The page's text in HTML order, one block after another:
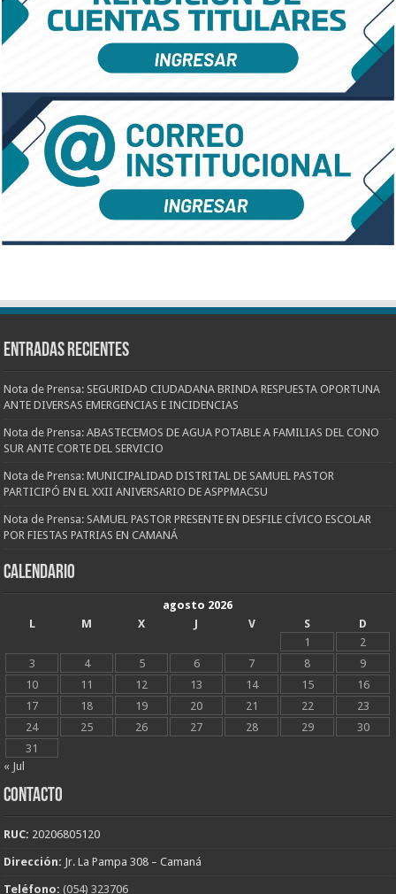
Entradas recientes
Nota de Prensa: SEGURIDAD CIUDADANA BRINDA RESPUESTA OPORTUNA
ANTE DIVERSAS EMERGENCIAS E INCIDENCIAS
Nota de Prensa: ABASTECEMOS DE AGUA POTABLE A FAMILIAS DEL CONO
SUR ANTE CORTE DEL SERVICIO
Nota de Prensa: MUNICIPALIDAD DISTRITAL DE SAMUEL PASTOR
PARTICIPÓ EN EL XXII ANIVERSARIO DE ASPPMACSU
Nota de Prensa: SAMUEL PASTOR PRESENTE EN DESFILE CÍVICO ESCOLAR
POR FIESTAS PATRIAS EN CAMANÁ
CALENDARIO
agosto 2026
L
M X J V S
D
1
2
3
4 5 6 7 8
9
10
11 12 13 14 15
16
17
18 19 20 21 22
23
24
25 26 27 28 29
30
31
« Jul
CONTACTO
RUC: 20206805120
Dirección: Jr. La Pampa 308 – Camaná
Teléfono: (054) 323706